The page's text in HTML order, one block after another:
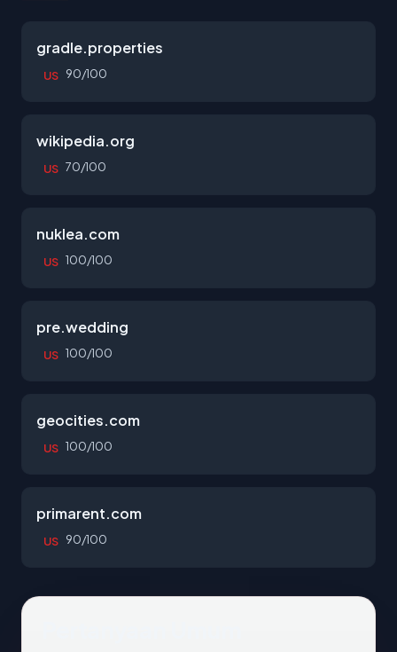
gradle.properties
US 90/100
wikipedia.org
US 70/100
nuklea.com
US 100/100
pre.wedding
US 100/100
geocities.com
US 100/100
primarent.com
US 90/100